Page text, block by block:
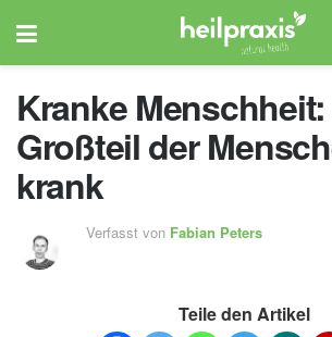
Kranke
Großteil der
krank
Verfasst von Fabian Peters
Teile den Artikel